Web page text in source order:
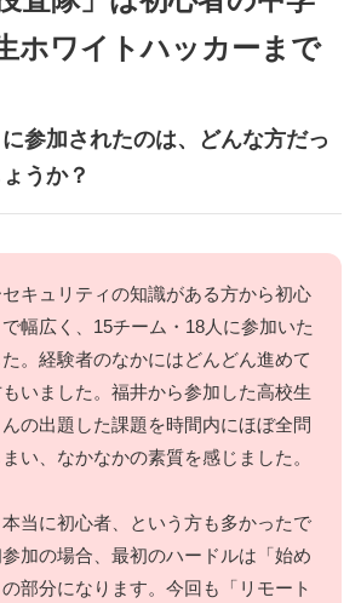
ホワイトハッカーまで
参加されたのは、どんな方だっ
うか？
キュリティの知識がある方から初心
幅広く、15チーム・18人に参加いた
。経験者のなかにはどんどん進めて
いました。福井から参加した高校生
の出題した課題を時間内にほぼ全問
い、なかなかの素質を感じました。
当に初心者、という方も多かったで
加の場合、最初のハードルは「始め
部分になります。今回も「リモート